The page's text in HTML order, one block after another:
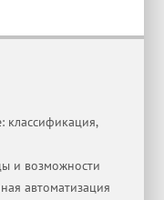
и возможности
автоматизация